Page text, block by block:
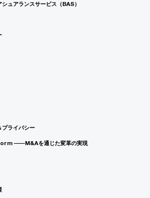
ュアランスサービス（BAS）
プライバシー
――M&Aを通じた変革の実現